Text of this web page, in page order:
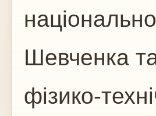
Шевченка
фізико-